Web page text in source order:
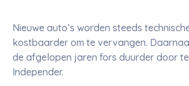
Nieuwe auto’s worden steeds
kostbaarder om te vervangen.
de afgelopen jaren fors duurder door
Independer.